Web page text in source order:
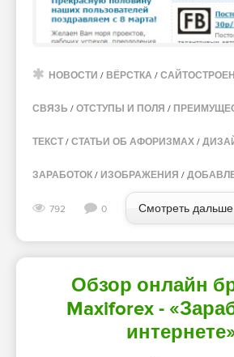
НОВОСТИ / ВЁРСТКА /
СВЯЗЬ / ОТСТУПЫ И ПОЛЯ /
ТЕКСТ / СТАТЬИ ОБ АФОРИЗМАХ /
ЗАРАБОТОК / ИЗОБРАЖЕНИЯ /
792 0 Смотреть дальше
Обзор онлайн
Maxiforex -